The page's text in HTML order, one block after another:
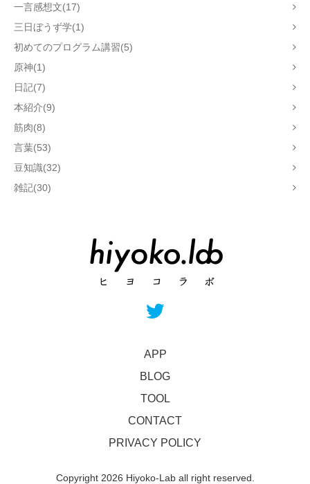
一言感想文(17)
三日ぼうず学(1)
初めてのプログラム講習(5)
原神(1)
日記(7)
本紹介(9)
筋肉(8)
言葉(53)
豆知識(32)
雑記(30)
APP
BLOG
TOOL
CONTACT
PRIVACY POLICY
Copyright 2026 Hiyoko-Lab all right reserved.